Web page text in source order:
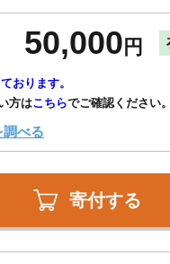
50,000 円
おります。
方はこちらでご確認ください。
調べる
寄付する